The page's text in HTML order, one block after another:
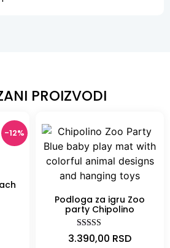
PROIZVODI
-12%
Podloga za igru Zoo
party Chipolino
Ocenjeno sa
5.00
3.390,00 RSD